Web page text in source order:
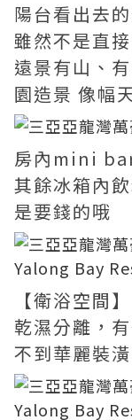
陽台看出去
雖然不是直
遠景有山、
園造景 像幅
房內mini
其餘冰箱內
是要錢的哦
【衛浴空間】
乾濕分離，
不到華麗裝